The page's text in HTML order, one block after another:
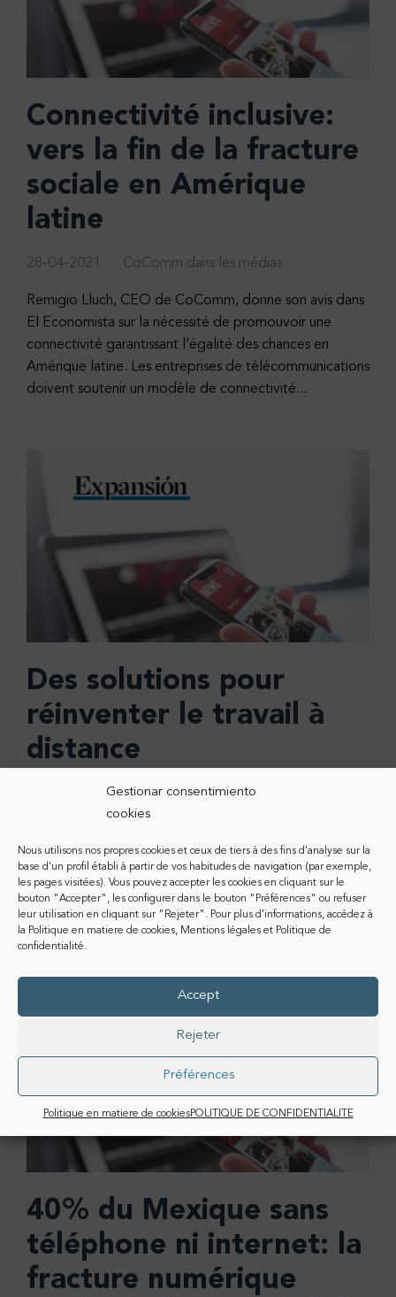
Gestionar consentimiento
cookies
Nous utilisons nos propres cookies et ceux de tiers à des fins d'analyse sur la
base d'un profil établi à partir de vos habitudes de navigation (par exemple,
les pages visitées). Vous pouvez accepter les cookies en cliquant sur le
bouton "Accepter", les configurer dans le bouton "Préférences" ou refuser
leur utilisation en cliquant sur "Rejeter". Pour plus d'informations, accédez à
la Politique en matiere de cookies, Mentions légales et Politique de
confidentialité.
Accept
Rejeter
Préférences
Politique en matiere de cookiesPOLITIQUE DE CONFIDENTIALITE
Connectivité inclusive:
vers la fin de la fracture
sociale en Amérique
latine
28-04-2021 CoComm dans les médias
Remigio Lluch, CEO de CoComm, donne son avis dans
El Economista sur la nécessité de promouvoir une
connectivité garantissant l’égalité des chances en
Amérique latine. Les entreprises de télécommunications
doivent soutenir un modèle de connectivité...
Des solutions pour
réinventer le travail à
distance
CoComm dans les médias
dans sa section “startups” comme “les appareils idéaux
pour les nouveaux environnements de travail”. Les
solutions de communication et de connectivité de
CoComm s’adaptent aux nouveaux besoins de...
40% du Mexique sans
téléphone ni internet: la
fracture numérique